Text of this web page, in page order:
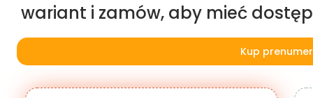
wariant i zamów, aby mieć
Kup